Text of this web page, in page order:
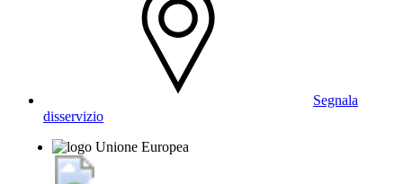
Segnala
disservizio